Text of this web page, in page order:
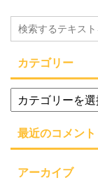
カテゴリー
最近のコメント
アーカイブ